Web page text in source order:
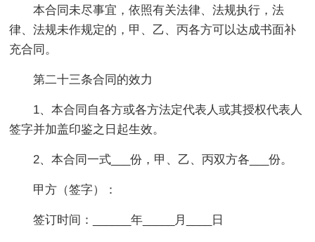
本合同未尽事宜，依照有关法律、法规执行，法
律、法规未作规定的，甲、乙、丙各方可以达成书面补
充合同。
第二十三条合同的效力
1、本合同自各方或各方法定代表人或其授权代表人
签字并加盖印鉴之日起生效。
2、本合同一式___份，甲、乙、丙双方各___份。
甲方（签字）：
签订时间：______年_____月____日